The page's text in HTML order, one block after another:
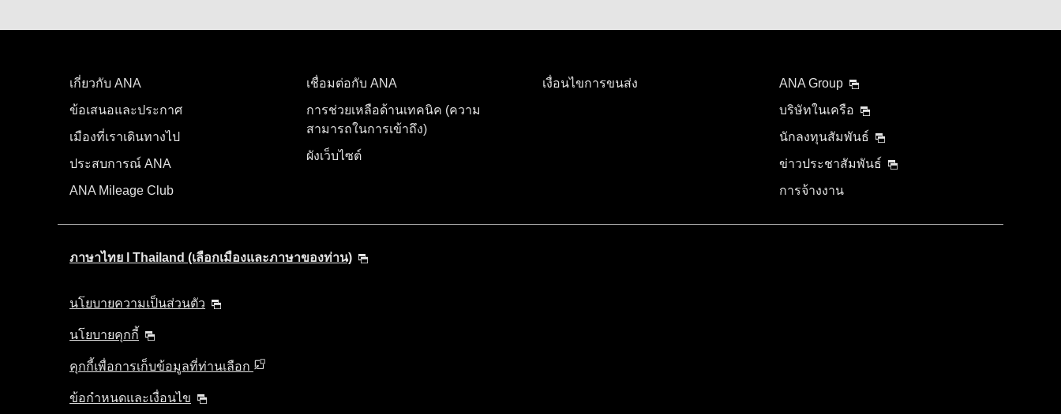
เกี่ยวกับ ANA
ข้อเสนอและประกาศ
เมืองที่เราเดินทางไป
ประสบการณ์ ANA
ANA Mileage Club
เชื่อมต่อกับ ANA
การช่วยเหลือด้านเทคนิค (ความ
สามารถในการเข้าถึง)
ผังเว็บไซต์
เงื่อนไขการขนส่ง
ANA Group
บริษัทในเครือ
นักลงทุนสัมพันธ์
ข่าวประชาสัมพันธ์
การจ้างงาน
ภาษาไทย l Thailand (เลือกเมืองและภาษาของท่าน)
นโยบายความเป็นส่วนตัว
นโยบายคุกกี้
คุกกี้เพื่อการเก็บข้อมูลที่ท่านเลือก
ข้อกำหนดและเงื่อนไข